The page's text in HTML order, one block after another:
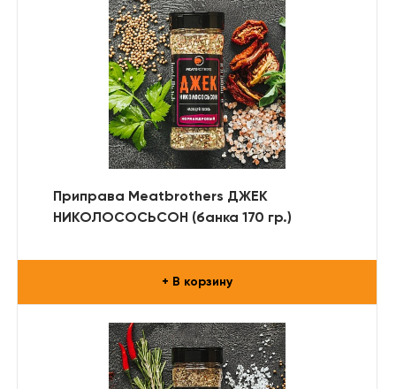
Приправа Meatbrothers ДЖЕК
НИКОЛОСОСЬСОН (банка 170 гр.)
+ В корзину